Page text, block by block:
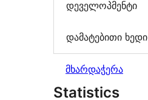
დეველოპმენტი
დამატებითი ხედი
მხარდაჭერა
Statistics